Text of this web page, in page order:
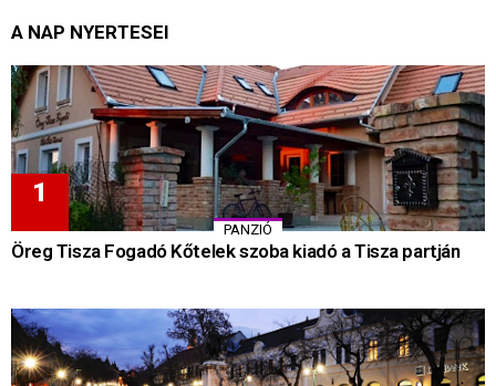
A NAP NYERTESEI
PANZIÓ
Öreg Tisza Fogadó Kőtelek szoba kiadó a Tisza partján